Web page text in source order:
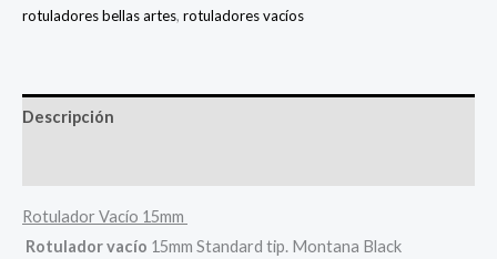
rotuladores bellas artes, rotuladores vacíos
Descripción
Rotulador Vacío 15mm
Rotulador vacío 15mm Standard tip. Montana Black